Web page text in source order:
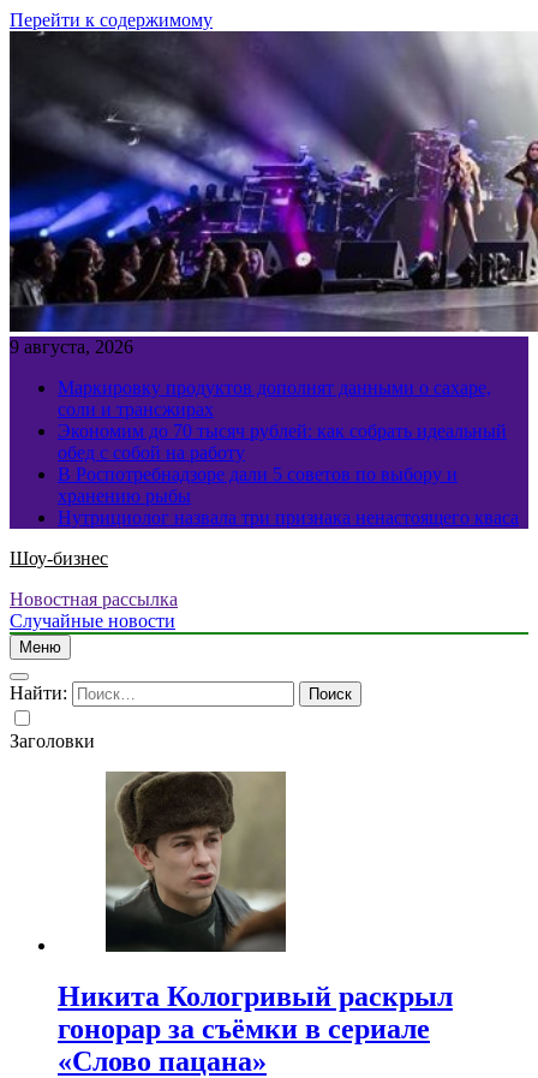
Перейти к содержимому
9 августа, 2026
Маркировку продуктов дополнят данными о сахаре,
соли и трансжирах
Экономим до 70 тысяч рублей: как собрать идеальный
обед с собой на работу
В Роспотребнадзоре дали 5 советов по выбору и
хранению рыбы
Нутрициолог назвала три признака ненастоящего кваса
Шоу-бизнес
Новостная рассылка
Случайные новости
Меню
Найти:
Заголовки
Никита Кологривый раскрыл
гонорар за съёмки в сериале
«Слово пацана»